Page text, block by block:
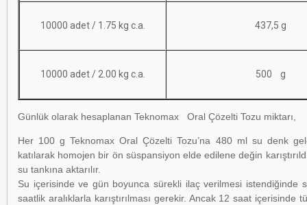
10000 adet / 1.75 kg c.a. 437,5 g
10000 adet / 2.00 kg c.a. 500 g
Günlük olarak hesaplanan Teknomax Oral Çözelti Tozu miktarı,
Her 100 g Teknomax Oral Çözelti Tozu’na 480 ml su denk
katılarak homojen bir ön süspansiyon elde edilene değin
su tankına aktarılır.
Su içerisinde ve gün boyunca sürekli ilaç verilmesi istendiğinde
saatlik aralıklarla karıştırılması gerekir. Ancak 12 saat içerisinde